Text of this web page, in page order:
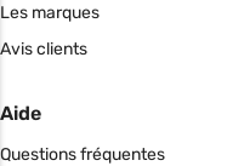
Les marques
Avis clients
Aide
Questions fréquentes